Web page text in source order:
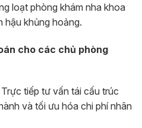
loạt phòng khám nha khoa
hậu khủng hoảng.
cho các chủ phòng
Trực tiếp tư vấn tái cấu trúc
và tối ưu hóa chi phí nhân